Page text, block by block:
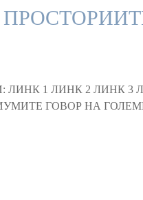
1 ЛИНК 2 ЛИНК 3
ГОВОР НА